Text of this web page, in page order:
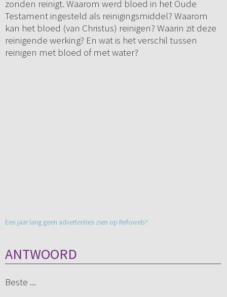
zonden reinigt. Waarom werd bloed in het Oude
Testament ingesteld als reinigingsmiddel? Waarom
kan het bloed (van Christus) reinigen? Waarin zit deze
reinigende werking? En wat is het verschil tussen
reinigen met bloed of met water?
Een jaar lang geen advertenties zien op Refoweb?
ANTWOORD
Beste ...